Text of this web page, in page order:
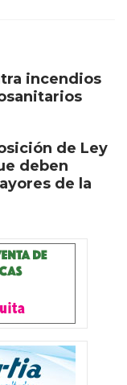
incendios
de Ley
deben
de la